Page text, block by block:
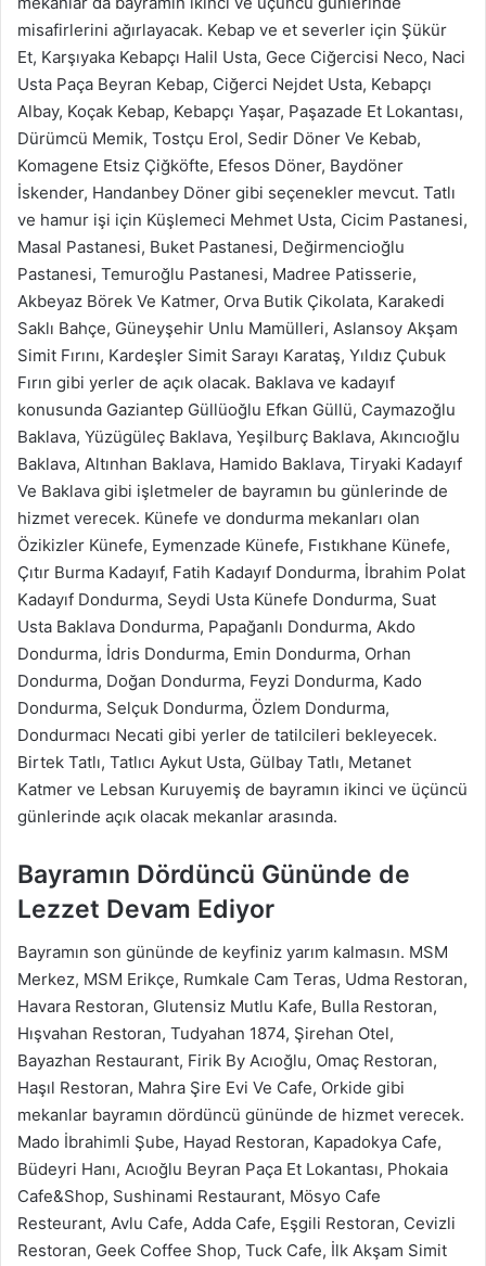
misafirlerini ağırlayacak. Kebap ve et severler için Şükür
Et, Karşıyaka Kebapçı Halil Usta, Gece Ciğercisi Neco, Naci
Usta Paça Beyran Kebap, Ciğerci Nejdet Usta, Kebapçı
Albay, Koçak Kebap, Kebapçı Yaşar, Paşazade Et Lokantası,
Dürümcü Memik, Tostçu Erol, Sedir Döner Ve Kebab,
Komagene Etsiz Çiğköfte, Efesos Döner, Baydöner
İskender, Handanbey Döner gibi seçenekler mevcut. Tatlı
ve hamur işi için Küşlemeci Mehmet Usta, Cicim Pastanesi,
Masal Pastanesi, Buket Pastanesi, Değirmencioğlu
Pastanesi, Temuroğlu Pastanesi, Madree Patisserie,
Akbeyaz Börek Ve Katmer, Orva Butik Çikolata, Karakedi
Saklı Bahçe, Güneyşehir Unlu Mamülleri, Aslansoy Akşam
Simit Fırını, Kardeşler Simit Sarayı Karataş, Yıldız Çubuk
Fırın gibi yerler de açık olacak. Baklava ve kadayıf
konusunda Gaziantep Güllüoğlu Efkan Güllü, Caymazoğlu
Baklava, Yüzügüleç Baklava, Yeşilburç Baklava, Akıncıoğlu
Baklava, Altınhan Baklava, Hamido Baklava, Tiryaki Kadayıf
Ve Baklava gibi işletmeler de bayramın bu günlerinde de
hizmet verecek. Künefe ve dondurma mekanları olan
Özikizler Künefe, Eymenzade Künefe, Fıstıkhane Künefe,
Çıtır Burma Kadayıf, Fatih Kadayıf Dondurma, İbrahim Polat
Kadayıf Dondurma, Seydi Usta Künefe Dondurma, Suat
Usta Baklava Dondurma, Papağanlı Dondurma, Akdo
Dondurma, İdris Dondurma, Emin Dondurma, Orhan
Dondurma, Doğan Dondurma, Feyzi Dondurma, Kado
Dondurma, Selçuk Dondurma, Özlem Dondurma,
Dondurmacı Necati gibi yerler de tatilcileri bekleyecek.
Birtek Tatlı, Tatlıcı Aykut Usta, Gülbay Tatlı, Metanet
Katmer ve Lebsan Kuruyemiş de bayramın ikinci ve üçüncü
günlerinde açık olacak mekanlar arasında.
Bayramın Dördüncü Gününde de
Lezzet Devam Ediyor
Bayramın son gününde de keyfiniz yarım kalmasın. MSM
Merkez, MSM Erikçe, Rumkale Cam Teras, Udma Restoran,
Havara Restoran, Glutensiz Mutlu Kafe, Bulla Restoran,
Hışvahan Restoran, Tudyahan 1874, Şirehan Otel,
Bayazhan Restaurant, Firik By Acıoğlu, Omaç Restoran,
Haşıl Restoran, Mahra Şire Evi Ve Cafe, Orkide gibi
mekanlar bayramın dördüncü gününde de hizmet verecek.
Mado İbrahimli Şube, Hayad Restoran, Kapadokya Cafe,
Büdeyri Hanı, Acıoğlu Beyran Paça Et Lokantası, Phokaia
Cafe&Shop, Sushinami Restaurant, Mösyo Cafe
Resteurant, Avlu Cafe, Adda Cafe, Eşgili Restoran, Cevizli
Restoran, Geek Coffee Shop, Tuck Cafe, İlk Akşam Simit